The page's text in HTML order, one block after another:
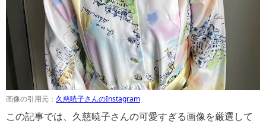
画像の引用元： 久慈暁子さんのInstagram
この記事では、久慈暁子さんの可愛すぎる画像を厳選して